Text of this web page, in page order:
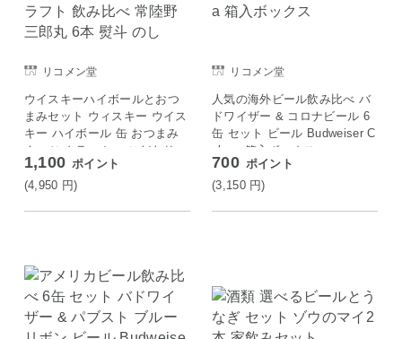
リコメン堂
ウイスキーハイボールとおつ
まみセット ウィスキー ウイス
キー ハイボール 缶 おつまみ
ナッツ クラッカー こだわり
クラフト 飲み比べ 常陸野 三
郎丸 6本 熨斗 のし
1,100 ポイント
(4,950 円)
リコメン堂
人気の海外ビール飲み比べ バ
ドワイザー & コロナビール 6
缶 セット ビール Budweiser C
olona 箱入ボックス
700 ポイント
(3,150 円)